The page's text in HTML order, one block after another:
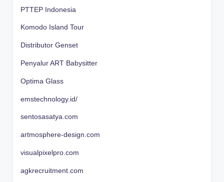
PTTEP Indonesia
Komodo Island Tour
Distributor Genset
Penyalur ART Babysitter
Optima Glass
emstechnology.id/
sentosasatya.com
artmosphere-design.com
visualpixelpro.com
agkrecruitment.com